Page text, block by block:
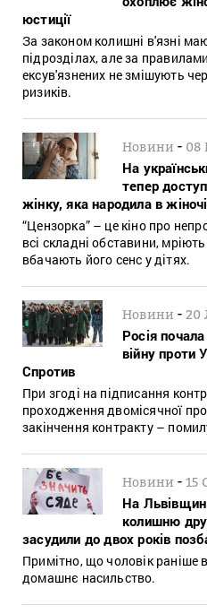
юстиції
За законом колишні в'язні
підрозділах, але за
ексув'язнених не змішують
ризиків.
Новини - 08
На
тепер
жінку, яка народила в
“Цензорка” – це кіно про
всі складні обставини,
вбачають його сенс у дітях.
Новини -20
Росія
війну проти
Спротив
При згоді на підписання
проходження двомісячної
закінчення контракту –
Новини -15
На
колишню
засудили до двох років
Примітно, що чоловік раніше
домашнє насильство.